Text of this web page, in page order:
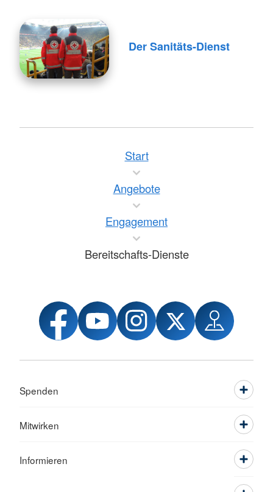
Der Sanitäts-Dienst
Start
Angebote
Engagement
Bereitschafts-Dienste
Spenden
Mitwirken
Informieren